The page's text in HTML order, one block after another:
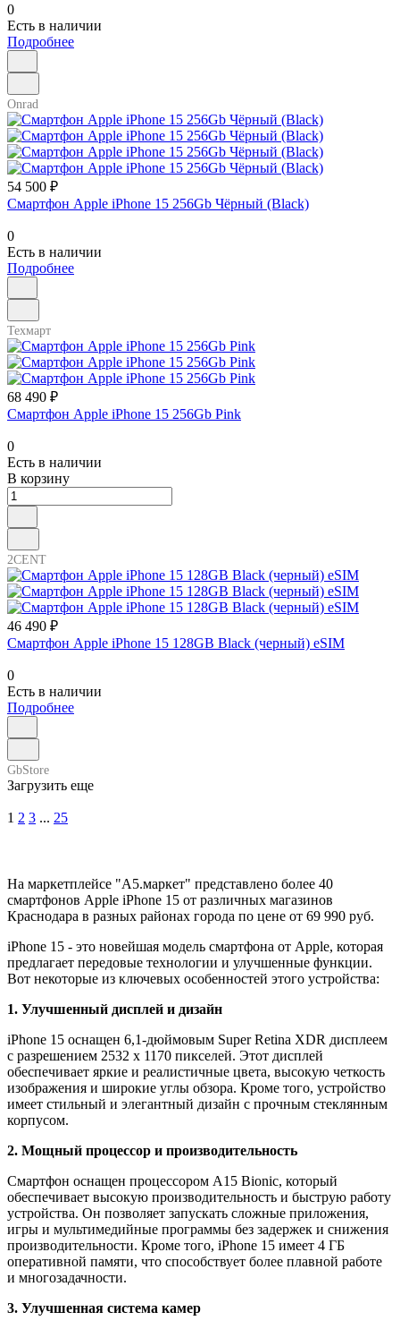
0
Есть в наличии
Подробнее
Onrad
54 500 ₽
Смартфон Apple iPhone 15 256Gb Чёрный (Black)
0
Есть в наличии
Подробнее
Техмарт
68 490 ₽
Смартфон Apple iPhone 15 256Gb Pink
0
Есть в наличии
В корзину
2CENT
46 490 ₽
Смартфон Apple iPhone 15 128GB Black (черный) eSIM
0
Есть в наличии
Подробнее
GbStore
Загрузить еще
1 2 3 ... 25
На маркетплейсе "А5.маркет" представлено более 40
смартфонов Apple iPhone 15 от различных магазинов
Краснодара в разных районах города по цене от 69 990 руб.
iPhone 15 - это новейшая модель смартфона от Apple, которая
предлагает передовые технологии и улучшенные функции.
Вот некоторые из ключевых особенностей этого устройства:
1. Улучшенный дисплей и дизайн
iPhone 15 оснащен 6,1-дюймовым Super Retina XDR дисплеем
с разрешением 2532 x 1170 пикселей. Этот дисплей
обеспечивает яркие и реалистичные цвета, высокую четкость
изображения и широкие углы обзора. Кроме того, устройство
имеет стильный и элегантный дизайн с прочным стеклянным
корпусом.
2. Мощный процессор и производительность
Смартфон оснащен процессором A15 Bionic, который
обеспечивает высокую производительность и быструю работу
устройства. Он позволяет запускать сложные приложения,
игры и мультимедийные программы без задержек и снижения
производительности. Кроме того, iPhone 15 имеет 4 ГБ
оперативной памяти, что способствует более плавной работе
и многозадачности.
3. Улучшенная система камер